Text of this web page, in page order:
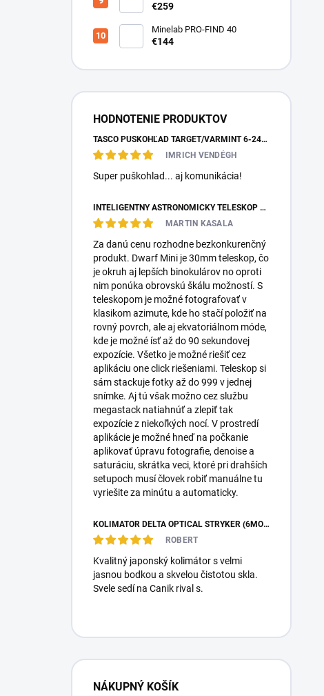
10X50
€259
Minelab PRO-FIND 40
€144
HODNOTENIE PRODUKTOV
TASCO PUŠKOHĽAD TARGET/VARMINT 6-24X42 MILDOT
IMRICH VENDÉGH
Super puškohlad... aj komunikácia!
INTELIGENTNÝ ASTRONOMICKÝ TELESKOP DWARFLAB DWARF MINI
MARTIN KASALA
Za danú cenu rozhodne bezkonkurenčný
produkt. Dwarf Mini je 30mm teleskop, čo
je okruh aj lepších binokulárov no oproti
nim ponúka obrovskú škálu možností. S
teleskopom je možné fotografovať v
klasikom azimute, kde ho stačí položiť na
rovný povrch, ale aj ekvatoriálnom móde,
kde je možné ísť až do 90 sekundovej
expozície. Všetko je možné riešiť cez
aplikáciu one click riešeniami. Teleskop si
sám stackuje fotky až do 999 v jednej
snímke. Aj tú však možno cez službu
megastack natiahnúť a zlepiť tak
expozície z niekoľkých nocí. V prostredí
aplikácie je možné hneď na počkanie
aplikovať úpravu fotografie, denoise a
saturáciu, skrátka veci, ktoré pri drahších
setupoch musí človek robiť manuálne tu
vyriešite za minútu a automaticky.
KOLIMÁTOR DELTA OPTICAL STRYKER (6MOA)
ROBERT
Kvalitný japonský kolimátor s velmi
jasnou bodkou a skvelou čistotou skla.
Svele sedí na Canik rival s.
NÁKUPNÝ KOŠÍK